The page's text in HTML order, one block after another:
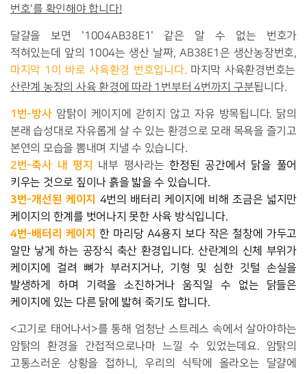
번호'를 확인해야 합니다!
달걀을 보면 '1004AB38E1' 같은 알 수 없는 번호가
적혀있는데 앞의 1004는 생산 날짜, AB38E1은 생산농장번호,
마지막 1이 바로 사육환경 번호입니다. 마지막 사육환경번호는
산란계 농장의 사육 환경에 따라 1번부터 4번까지 구분됩니다.
1번-방사암탉이 케이지에 갇히지 않고 자유 방목됩니다. 닭의
본래 습성대로 자유롭게 살 수 있는 환경으로 모래 목욕을 즐기고
본연의 모습을 뽐내며 지낼 수 있습니다.
2번-축사 내 평지 내부 평사라는 한정된 공간에서 닭을 풀어
키우는 것으로 짚이나 흙을 밟을 수 있습니다.
3번-개선된 케이지
4번의 배터리 케이지에 비해 조금은 넓지만
케이지의 한계를 벗어나지 못한 사육 방식입니다.
4번-배터리 케이지 한 마리당 A4용지 보다 작은 철창에 가두고
알만 낳게 하는 공장식 축산 환경입니다. 산란계의 신체 부위가
케이지에 걸려 뼈가 부러지거나, 기형 및 심한 깃털 손실을
발생하게 하며 기력을 소진하거나 움직일 수 없는 닭들은
케이지에 있는 다른 닭에 밟혀 죽기도 합니다.
<고기로 태어나서>를 통해 엄청난 스트레스 속에서 살아야하는
암탉의 환경을 간접적으로나마 느낄 수 있었는데요. 암탉의
고통스러운 상황을 접하니, 우리의 식탁에 올라오는 달걀에